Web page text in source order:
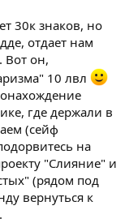
30к знаков, но
отдает нам
Вот он,
10 лвл
где держали в
(сейф
на
"Слияние" и
(рядом под
вернуться к